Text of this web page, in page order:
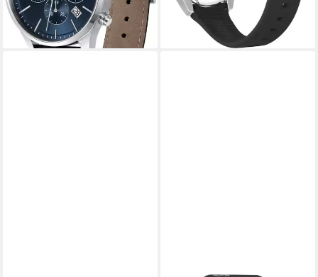
lieferbar - in 1-2 Werktagen bei dir lieferbar - in 1-2 Werktagen bei dir